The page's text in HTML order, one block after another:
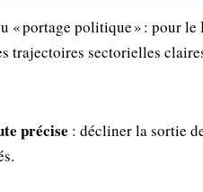
« portage politique » : pour
trajectoires sectorielles
précise : décliner la sortie